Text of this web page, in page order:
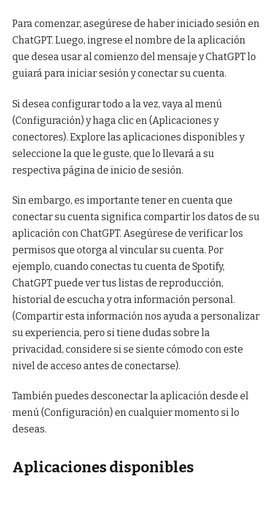
Para comenzar, asegúrese de haber iniciado sesión en
ChatGPT. Luego, ingrese el nombre de la aplicación
que desea usar al comienzo del mensaje y ChatGPT lo
guiará para iniciar sesión y conectar su cuenta.
Si desea configurar todo a la vez, vaya al menú
(Configuración) y haga clic en (Aplicaciones y
conectores). Explore las aplicaciones disponibles y
seleccione la que le guste, que lo llevará a su
respectiva página de inicio de sesión.
Sin embargo, es importante tener en cuenta que
conectar su cuenta significa compartir los datos de su
aplicación con ChatGPT. Asegúrese de verificar los
permisos que otorga al vincular su cuenta. Por
ejemplo, cuando conectas tu cuenta de Spotify,
ChatGPT puede ver tus listas de reproducción,
historial de escucha y otra información personal.
(Compartir esta información nos ayuda a personalizar
su experiencia, pero si tiene dudas sobre la
privacidad, considere si se siente cómodo con este
nivel de acceso antes de conectarse).
También puedes desconectar la aplicación desde el
menú (Configuración) en cualquier momento si lo
deseas.
Aplicaciones disponibles